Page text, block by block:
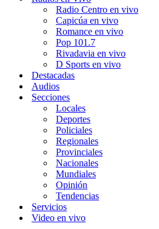
Radio Centro en vivo
Capicúa en vivo
Romance en vivo
Pop 101.7
Rivadavia en vivo
D Sports en vivo
Destacadas
Audios
Secciones
Locales
Deportes
Policiales
Regionales
Provinciales
Nacionales
Mundiales
Opinión
Tendencias
Servicios
Video en vivo